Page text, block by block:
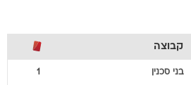
קבוצה
בני סכנין 1